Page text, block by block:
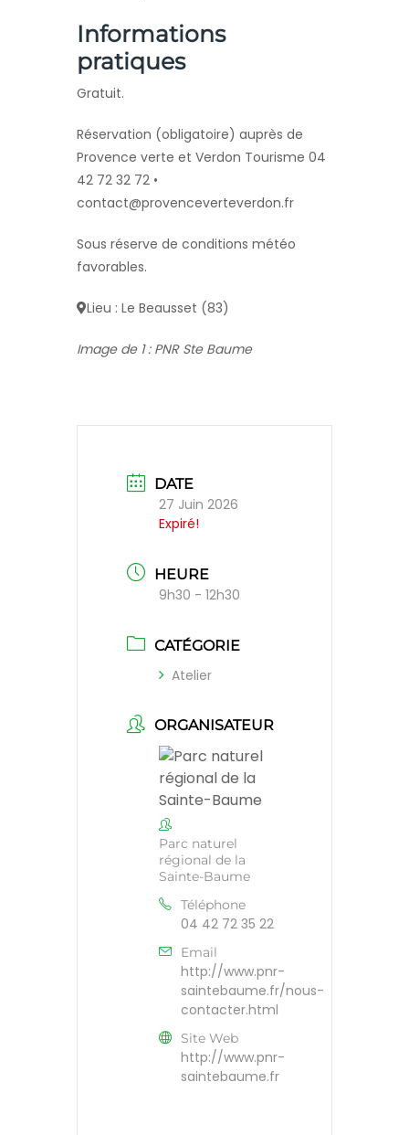
Informations
pratiques
Gratuit.
Réservation (obligatoire) auprès de
Provence verte et Verdon Tourisme 04
42 72 32 72 •
contact@provenceverteverdon.fr
Sous réserve de conditions météo
favorables.
Lieu : Le Beausset (83)
Image de 1 : PNR Ste Baume
DATE
27 Juin 2026
Expiré!
HEURE
9h30 - 12h30
CATÉGORIE
Atelier
ORGANISATEUR
Parc naturel
régional de la
Sainte-Baume
Téléphone
04 42 72 35 22
Email
http://www.pnr-
saintebaume.fr/nous-
contacter.html
Site Web
http://www.pnr-
saintebaume.fr